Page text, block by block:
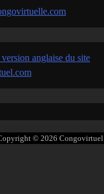
anglaise du site
© 2026 Congovirtuel